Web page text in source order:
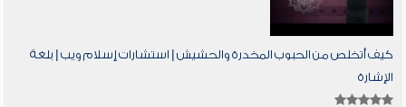
كيف أتخلص من الحبوب المخدرة والحشيش | استشارات إسلام ويب | بلغة
الإشارة